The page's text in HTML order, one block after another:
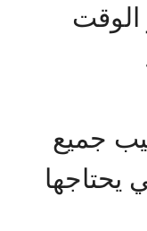
الوقت
جميع
يحتاجها